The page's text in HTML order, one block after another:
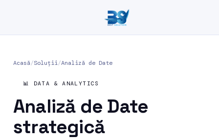
Acasă/Soluții/Analiză de Date
📊 DATA & ANALYTICS
Analiză de Date
strategică